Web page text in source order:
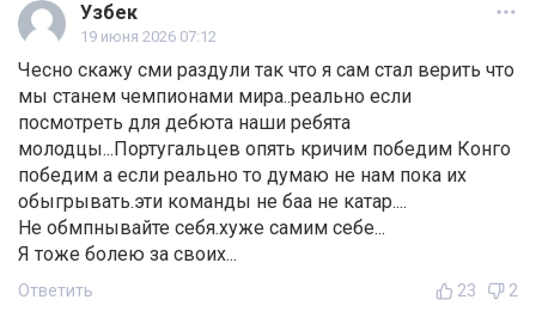
Узбек
19 июня 2026 07:12
Чесно скажу сми раздули так что я сам стал верить что
мы станем чемпионами мира..реально если
посмотреть для дебюта наши ребята
молодцы...Португальцев опять кричим победим Конго
победим а если реально то думаю не нам пока их
обыгрывать.эти команды не баа не катар....
Не обмпнывайте себя.хуже самим себе...
Я тоже болею за своих...
Ответить 23 2